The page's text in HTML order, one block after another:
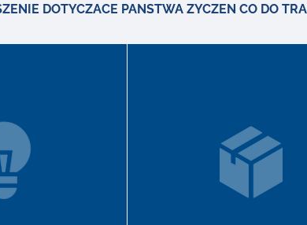
DOTYCZACE PANSTWA ZYCZEN CO DO